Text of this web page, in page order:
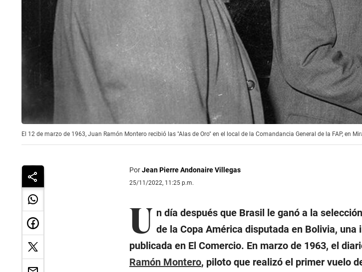
El 12 de marzo de 1963, Juan Ramón Montero recibió las "Alas de Oro" en el local de la Comandancia General de la FAP, en
PorJean Pierre Andonaire Villegas
25/11/2022, 11:25 p.m.
U n día después que Brasil le ganó a la
de la Copa América disputada en Bolivia,
publicada en El Comercio. En marzo de 1963, el
Ramón Montero, piloto que realizó el primer vuelo